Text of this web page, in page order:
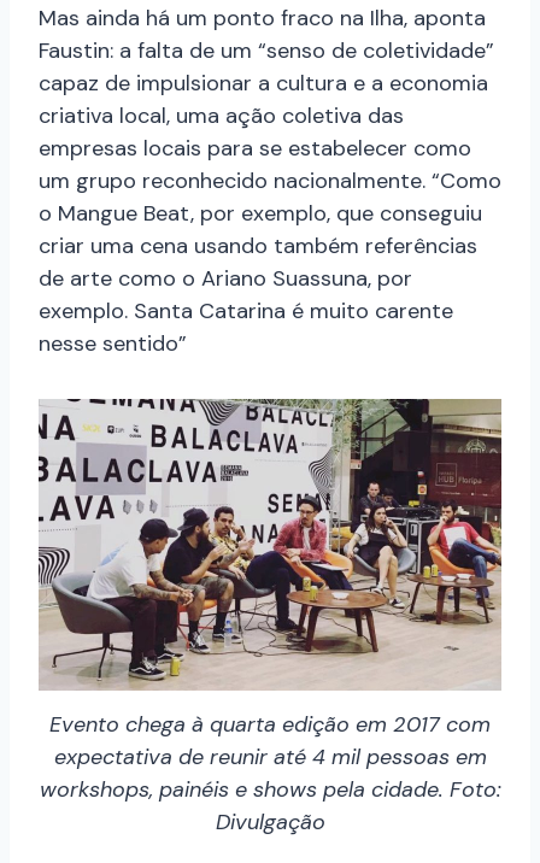
Mas ainda há um ponto fraco na Ilha, aponta
Faustin: a falta de um “senso de coletividade”
capaz de impulsionar a cultura e a economia
criativa local, uma ação coletiva das
empresas locais para se estabelecer como
um grupo reconhecido nacionalmente. “Como
o Mangue Beat, por exemplo, que conseguiu
criar uma cena usando também referências
de arte como o Ariano Suassuna, por
exemplo. Santa Catarina é muito carente
nesse sentido”
Evento chega à quarta edição em 2017 com
expectativa de reunir até 4 mil pessoas em
workshops, painéis e shows pela cidade. Foto:
Divulgação